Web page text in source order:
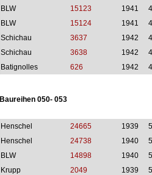
BLW
15123 1941
BLW
15124 1941
Schichau
3637 1942
Schichau
3638 1942
Batignolles
626 1942
Baureihen 050- 053
Henschel 24665 1939
Henschel
24738 1940
BLW
14898 1940
Krupp
2049 1939